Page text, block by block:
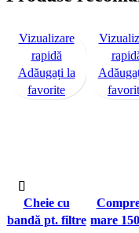
Vizualizare
rapidă
Adăugați la
favorite
Cheie cu
bandă pt. filtre mare